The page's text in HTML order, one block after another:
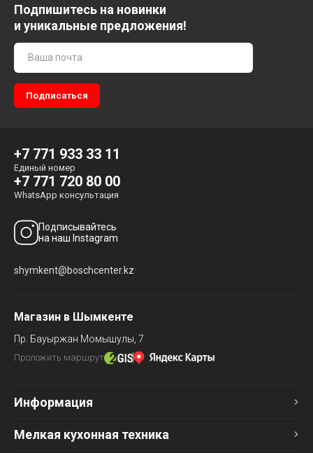
Подпишитесь на новинки
и уникальные предложения!
+7 771 933 33 11
Единый номер
+7 771 720 80 00
WhatsApp консультация
Подписывайтесь
на наш Instagram
shymkent@boschcenter.kz
Магазин в Шымкенте
Пр. Бауыржан Момышулы, 7
Проложить маршрут
Информация
Мелкая кухонная техника